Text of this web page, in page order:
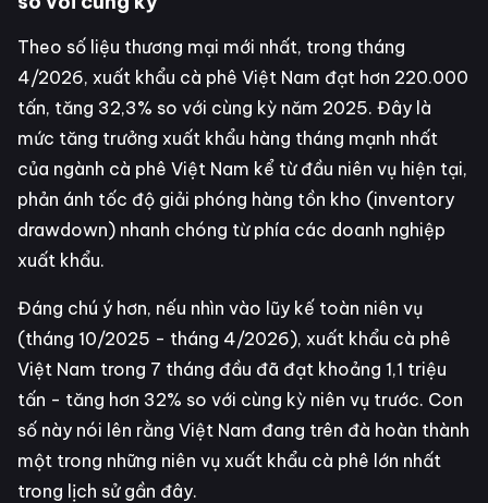
Theo số liệu thương mại mới nhất, trong tháng
4/2026, xuất khẩu cà phê Việt Nam đạt hơn 220.000
tấn, tăng 32,3% so với cùng kỳ năm 2025. Đây là
mức tăng trưởng xuất khẩu hàng tháng mạnh nhất
của ngành cà phê Việt Nam kể từ đầu niên vụ hiện tại,
phản ánh tốc độ giải phóng hàng tồn kho (inventory
drawdown) nhanh chóng từ phía các doanh nghiệp
xuất khẩu.
Đáng chú ý hơn, nếu nhìn vào lũy kế toàn niên vụ
(tháng 10/2025 - tháng 4/2026), xuất khẩu cà phê
Việt Nam trong 7 tháng đầu đã đạt khoảng 1,1 triệu
tấn - tăng hơn 32% so với cùng kỳ niên vụ trước. Con
số này nói lên rằng Việt Nam đang trên đà hoàn thành
một trong những niên vụ xuất khẩu cà phê lớn nhất
trong lịch sử gần đây.